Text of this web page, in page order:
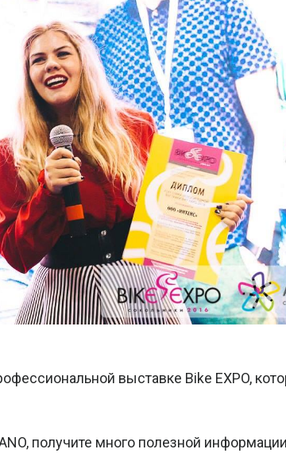
выставке Bike EXPO,
получите много полезной